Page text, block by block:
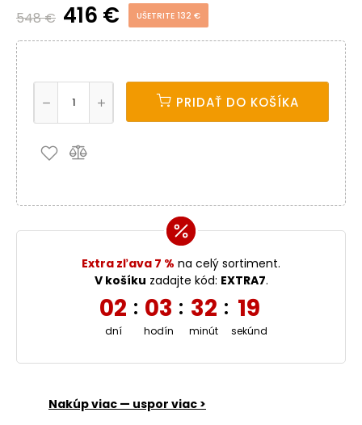
548 € 416 € UŠETRITE 132 €
PRIDAŤ DO KOŠÍKA
Extra zľava 7 % na celý sortiment.
V košíku zadajte kód: EXTRA7.
02
dní
: 03
hodín
: 32
minút
: 19
sekúnd
Nakúp viac — uspor viac >